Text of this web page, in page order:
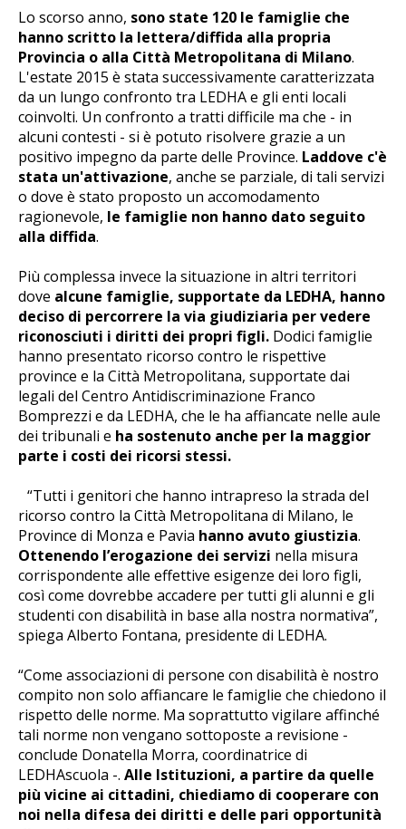
Lo scorso anno, sono state 120 le famiglie che
hanno scritto la lettera/diffida alla propria
Provincia o alla Città Metropolitana di Milano.
L'estate 2015 è stata successivamente caratterizzata
da un lungo confronto tra LEDHA e gli enti locali
coinvolti. Un confronto a tratti difficile ma che - in
alcuni contesti - si è potuto risolvere grazie a un
positivo impegno da parte delle Province. Laddove c'è
stata un'attivazione, anche se parziale, di tali servizi
o dove è stato proposto un accomodamento
ragionevole, le famiglie non hanno dato seguito
alla diffida.
Più complessa invece la situazione in altri territori
dove alcune famiglie, supportate da LEDHA, hanno
deciso di percorrere la via giudiziaria per vedere
riconosciuti i diritti dei propri figli. Dodici famiglie
hanno presentato ricorso contro le rispettive
province e la Città Metropolitana, supportate dai
legali del Centro Antidiscriminazione Franco
Bomprezzi e da LEDHA, che le ha affiancate nelle aule
dei tribunali e ha sostenuto anche per la maggior
parte i costi dei ricorsi stessi.
“Tutti i genitori che hanno intrapreso la strada del
ricorso contro la Città Metropolitana di Milano, le
Province di Monza e Pavia hanno avuto giustizia.
Ottenendo l’erogazione dei servizi nella misura
corrispondente alle effettive esigenze dei loro figli,
così come dovrebbe accadere per tutti gli alunni e gli
studenti con disabilità in base alla nostra normativa”,
spiega Alberto Fontana, presidente di LEDHA.
“Come associazioni di persone con disabilità è nostro
compito non solo affiancare le famiglie che chiedono il
rispetto delle norme. Ma soprattutto vigilare affinché
tali norme non vengano sottoposte a revisione -
conclude Donatella Morra, coordinatrice di
LEDHAscuola -. Alle Istituzioni, a partire da quelle
più vicine ai cittadini, chiediamo di cooperare con
noi nella difesa dei diritti e delle pari opportunità